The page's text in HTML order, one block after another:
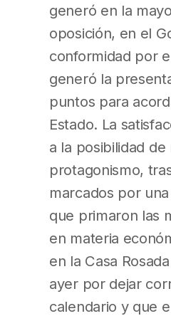
generó en la
oposición, en el
conformidad por
generó la
puntos para
Estado. La
a la posibilidad
protagonismo,
marcados por
que primaron las
en materia
en la Casa
ayer por dejar
calendario y que